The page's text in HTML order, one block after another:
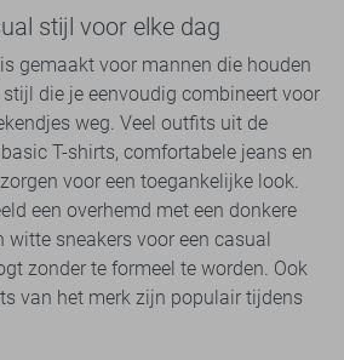
stijl voor elke dag
gemaakt voor mannen die houden
die je eenvoudig combineert voor
weg. Veel outfits uit de
T-shirts, comfortabele jeans en
voor een toegankelijke look.
een overhemd met een donkere
witte sneakers voor een casual
zonder te formeel te worden. Ook
van het merk zijn populair tijdens